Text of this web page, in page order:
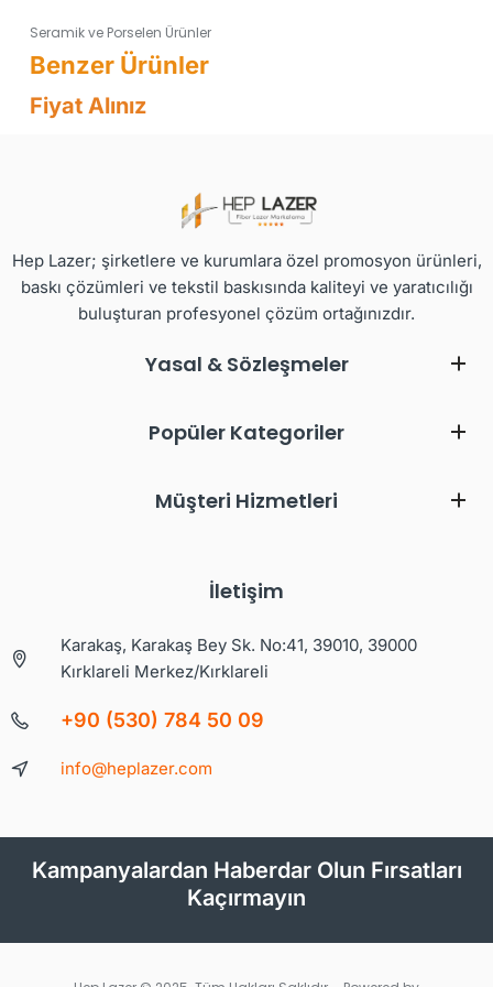
Seramik ve Porselen Ürünler
Fiyat Alınız
Hep Lazer; şirketlere ve kurumlara özel promosyon ürünleri,
baskı çözümleri ve tekstil baskısında kaliteyi ve yaratıcılığı
buluşturan profesyonel çözüm ortağınızdır.
Yasal & Sözleşmeler
Popüler Kategoriler
Müşteri Hizmetleri
İletişim
Karakaş, Karakaş Bey Sk. No:41, 39010, 39000
Kırklareli Merkez/Kırklareli
+90 (530) 784 50 09
info@heplazer.com
Kampanyalardan Haberdar Olun Fırsatları
Kaçırmayın